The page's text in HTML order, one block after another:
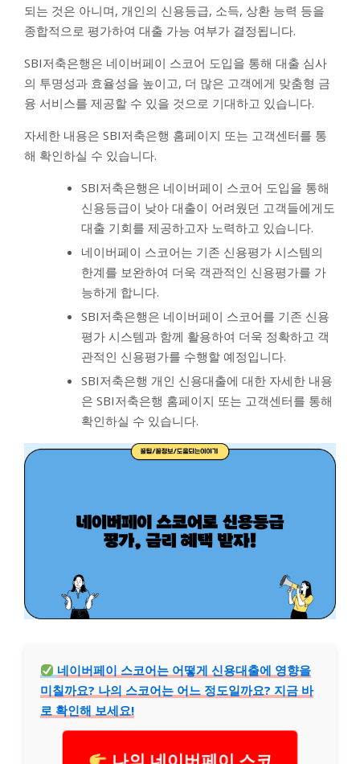
되는 것은 아니며, 개인의 신용등급, 소득, 상환 능력 등을
종합적으로 평가하여 대출 가능 여부가 결정됩니다.
SBI저축은행은 네이버페이 스코어 도입을 통해 대출 심사
의 투명성과 효율성을 높이고, 더 많은 고객에게 맞춤형 금
융 서비스를 제공할 수 있을 것으로 기대하고 있습니다.
자세한 내용은 SBI저축은행 홈페이지 또는 고객센터를 통
해 확인하실 수 있습니다.
SBI저축은행은 네이버페이 스코어 도입을 통해
신용등급이 낮아 대출이 어려웠던 고객들에게도
대출 기회를 제공하고자 노력하고 있습니다.
네이버페이 스코어는 기존 신용평가 시스템의
한계를 보완하여 더욱 객관적인 신용평가를 가
능하게 합니다.
SBI저축은행은 네이버페이 스코어를 기존 신용
평가 시스템과 함께 활용하여 더욱 정확하고 객
관적인 신용평가를 수행할 예정입니다.
SBI저축은행 개인 신용대출에 대한 자세한 내용
은 SBI저축은행 홈페이지 또는 고객센터를 통해
확인하실 수 있습니다.
네이버페이 스코어는 어떻게 신용대출에 영향을
미칠까요? 나의 스코어는 어느 정도일까요? 지금 바
로 확인해 보세요!